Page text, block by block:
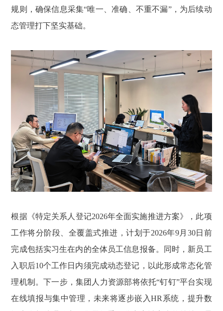
规则，确保信息采集“唯一、准确、不重不漏”，为后续动
态管理打下坚实基础。
根据《特定关系人登记2026年全面实施推进方案》，此项
工作将分阶段、全覆盖式推进，计划于2026年9月30日前
完成包括实习生在内的全体员工信息报备。同时，新员工
入职后10个工作日内须完成动态登记，以此形成常态化管
理机制。下一步，集团人力资源部将依托“钉钉”平台实现
在线填报与集中管理，未来将逐步嵌入HR系统，提升数